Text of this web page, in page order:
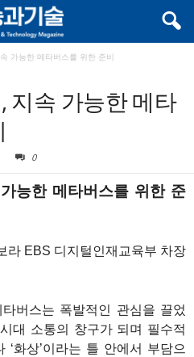
가능한 메타버스를 위한 준비
지속 가능한 메타
0
능한 메타버스를 위한 준
라 EBS 디지털인재교육부 차장
버스는 폭발적인 관심을 끌었
대 소통의 창구가 되며 필수적
‘화상’이라는 틀 안에서 부담으